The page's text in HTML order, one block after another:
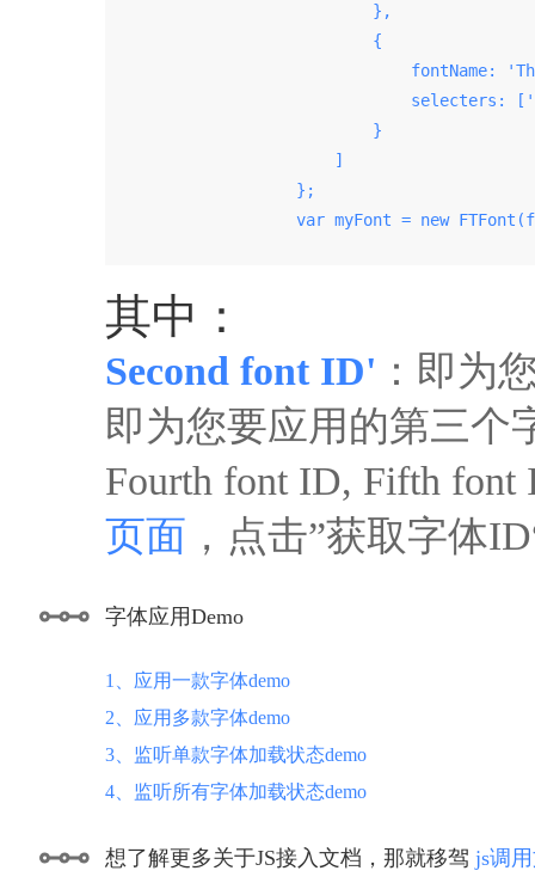
                            },
                            {
fontName:
selecters:
                            }
                        ]
                    };
var myFont = new
其中：
Second font ID' ：即为
即为您要应用的第三个
Fourth font ID, Fifth
页面 ，点击”获取字体
字体应用Demo
1、应用一款字体demo
2、应用多款字体demo
3、监听单款字体加载状态demo
4、监听所有字体加载状态demo
想了解更多关于JS接入文档，那就移驾 js调